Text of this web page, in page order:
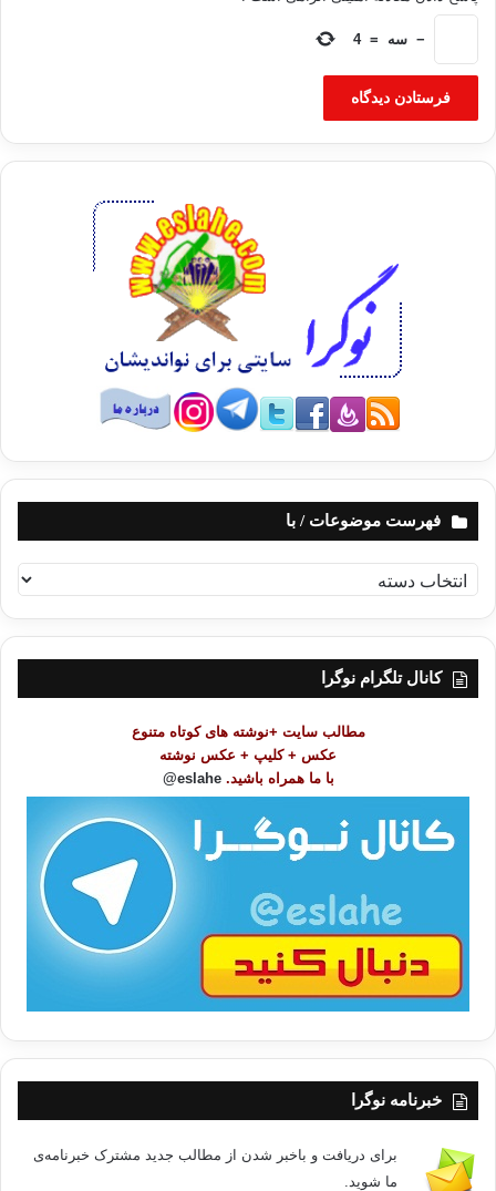
− سه =
4
فهرست موضوعات / با
ه
ر
کانال تلگرام نوگرا
مطالب سایت +نوشته های کوتاه متنوع
عکس + کلیپ + عکس نوشته
با ما همراه باشید. eslahe@
خبرنامه نوگرا
برای دریافت و باخبر شدن از مطالب جدید مشترک خبرنامه‌ی
ما شوید.